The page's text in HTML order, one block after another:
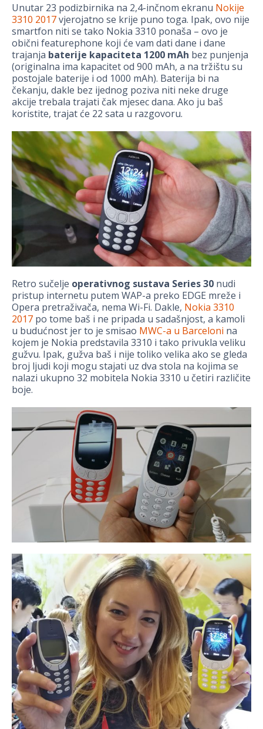
Unutar 23 podizbirnika na 2,4-inčnom ekranu Nokije
3310 2017vjerojatno se krije puno toga. Ipak, ovo nije
smartfon niti se tako Nokia 3310 ponaša – ovo je
obični featurephone koji će vam dati dane i dane
trajanja baterije kapaciteta 1200 mAh bez punjenja
(originalna ima kapacitet od 900 mAh, a na tržištu su
postojale baterije i od 1000 mAh). Baterija bi na
čekanju, dakle bez ijednog poziva niti neke druge
akcije trebala trajati čak mjesec dana. Ako ju baš
koristite, trajat će 22 sata u razgovoru.
Retro sučelje operativnog sustava Series 30 nudi
pristup internetu putem WAP-a preko EDGE mreže i
Opera pretraživača, nema Wi-Fi. Dakle, Nokia 3310
2017 po tome baš i ne pripada u sadašnjost, a kamoli
u budućnost jer to je smisao MWC-a u Barceloni na
kojem je Nokia predstavila 3310 i tako privukla veliku
gužvu. Ipak, gužva baš i nije toliko velika ako se gleda
broj ljudi koji mogu stajati uz dva stola na kojima se
nalazi ukupno 32 mobitela Nokia 3310 u četiri različite
boje.